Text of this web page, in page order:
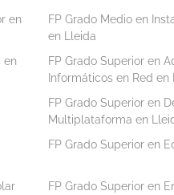
en
FP Grado Medio en
en Lleida
en
FP Grado Superior en
Informáticos en Red en
FP Grado Superior en
Multiplataforma en
FP Grado Superior en
FP Grado Superior en